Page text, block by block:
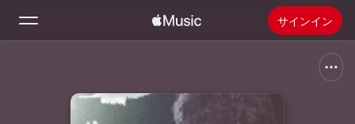
サインイン
ホーム